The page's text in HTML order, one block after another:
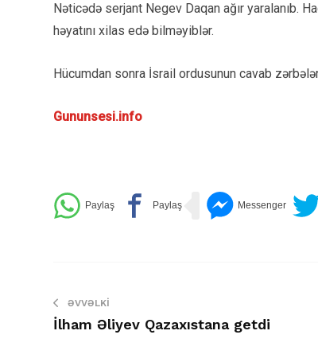
Nəticədə serjant Negev Daqan ağır yaralanıb.
həyatını xilas edə bilməyiblər.
Hücumdan sonra İsrail ordusunun cavab
Gununsesi.info
ƏVVƏLKI
İlham Əliyev Qazaxıstana getdi